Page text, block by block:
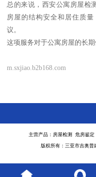
总的来说，西安公寓房屋检
房屋的结构安全和居住质
议。
这项服务对于公寓房屋的长期
m.sxjiao.b2b168.com
主营产品：房屋检测 危房鉴
版权所有：三亚市吉奥普